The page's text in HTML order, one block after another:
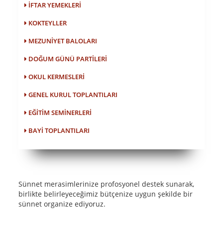
İFTAR YEMEKLERI
KOKTEYLLER
MEZUNIYET BALOLARI
DOĞUM GÜNÜ PARTILERI
OKUL KERMESLERI
GENEL KURUL TOPLANTILARI
EĞITIM SEMINERLERI
BAYI TOPLANTILARI
Sünnet merasimlerinize profosyonel destek sunarak,
birlikte belirleyeceğimiz bütçenize uygun şekilde bir
sünnet organize ediyoruz.